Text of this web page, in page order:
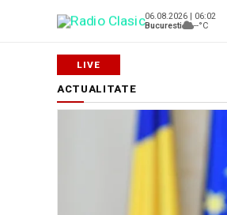
06.08.2026 | 06:02
Bucuresti
--°C
ACTUALITATE